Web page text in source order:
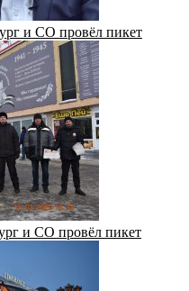
и СО провёл пикет
и СО провёл пикет